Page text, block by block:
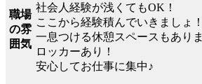
職場
の雰
囲気
社会人経験が浅くてもOK！
ここから経験積んでいきましょ！
一息つける休憩スペースもあり
ロッカーあり！
安心してお仕事に集中♪